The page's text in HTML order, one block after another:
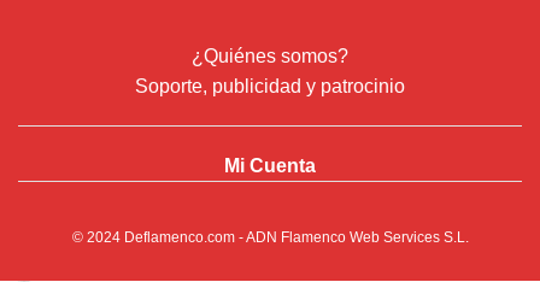
¿Quiénes somos?
Soporte, publicidad y patrocinio
Mi Cuenta
© 2024 Deflamenco.com- ADN Flamenco Web Services S.L.